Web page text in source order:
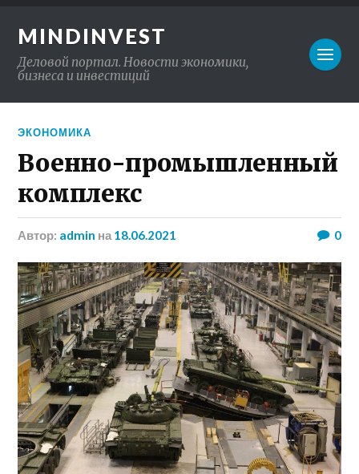
MINDINVEST
Деловой портал. Новости экономики,
бизнеса и инвестиций
ЭКОНОМИКА
Военно-промышленный
комплекс
Автор: admin на 18.06.2021 0